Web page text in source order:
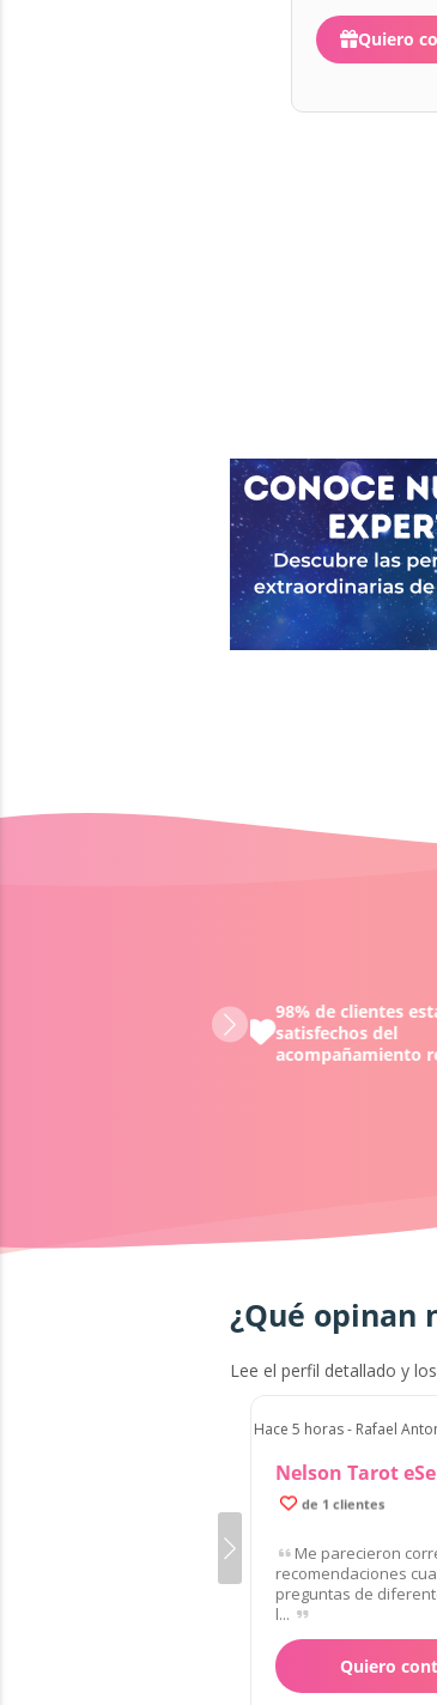
Quiero
Todos los
han sido
equipo y
¿Qué opinan
Lee el perfil detallado y
Hace 5 horas - Rafael
100% de clientes
de 1 clientes
Me parecieron
recomendaciones
preguntas de
l...
Quiero